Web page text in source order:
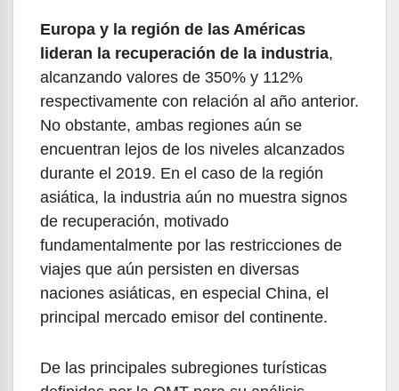
Europa y la región de las Américas
lideran la recuperación de la industria,
alcanzando valores de 350% y 112%
respectivamente con relación al año anterior.
No obstante, ambas regiones aún se
encuentran lejos de los niveles alcanzados
durante el 2019. En el caso de la región
asiática, la industria aún no muestra signos
de recuperación, motivado
fundamentalmente por las restricciones de
viajes que aún persisten en diversas
naciones asiáticas, en especial China, el
principal mercado emisor del continente.
De las principales subregiones turísticas